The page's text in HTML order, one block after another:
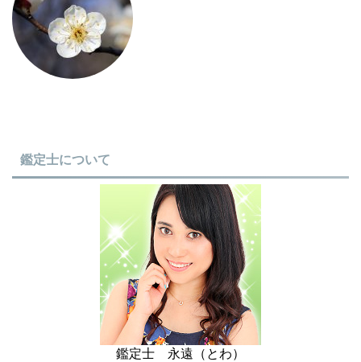
鑑定士について
鑑定士 永遠（とわ）